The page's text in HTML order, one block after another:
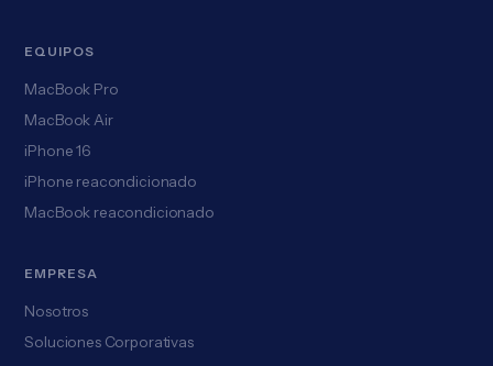
EQUIPOS
MacBook Pro
MacBook Air
iPhone 16
iPhone reacondicionado
MacBook reacondicionado
EMPRESA
Nosotros
Soluciones Corporativas